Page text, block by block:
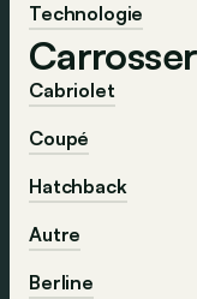
Technologie
Cabriolet
Coupé
Hatchback
Autre
Berline